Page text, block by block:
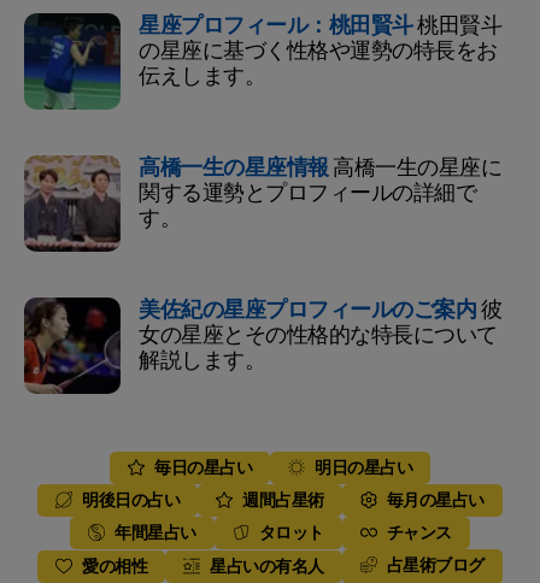
星座プロフィール：桃田賢斗桃田賢斗
の星座に基づく性格や運勢の特長をお
伝えします。
高橋一生の星座情報高橋一生の星座に
関する運勢とプロフィールの詳細で
す。
美佐紀の星座プロフィールのご案内彼
女の星座とその性格的な特長について
解説します。
毎日の星占い
明日の星占い
明後日の占い
週間占星術
毎月の星占い
年間星占い
タロット
チャンス
愛の相性
星占いの有名人 占星術ブログ